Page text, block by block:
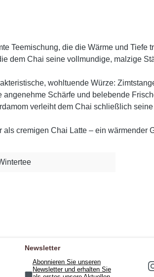
Teemischung, die die Wärme und
dem Chai seine vollmundige, malzige
wohltuende Würze:
Schärfe und belebende
verleiht dem Chai schließlich
cremigen Chai Latte – ein wärmender
Newsletter
Abonnieren Sie unseren
Newsletter und erhalten Sie